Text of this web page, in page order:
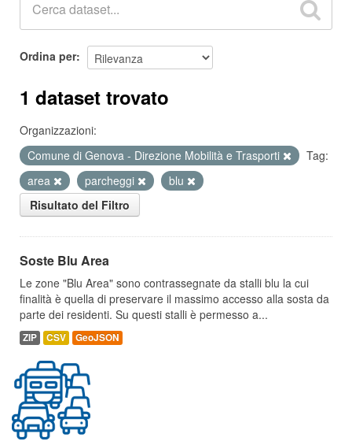
Ordina per
1 dataset trovato
Organizzazioni:
Comune di Genova - Direzione Mobilità e Trasporti
Tag:
area
parcheggi
blu
Risultato del Filtro
Soste Blu Area
Le zone "Blu Area" sono contrassegnate da stalli blu la cui
finalità è quella di preservare il massimo accesso alla sosta da
parte dei residenti. Su questi stalli è permesso a...
ZIP CSV GeoJSON